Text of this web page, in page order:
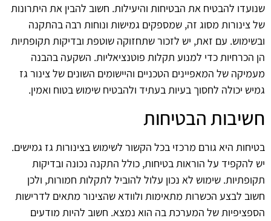
שנועדו להבטיח את הבטיחות והיעילות. חשוב להבין את היתרונות
של צינורות מסוג זה, שמספקים גמישות ונוחות רבה בהתקנה
ובשימוש. עם זאת, יש לזכור שתחזוקה שוטפת ובדיקות תקופתיות
הן הכרחיות כדי למנוע תקלות פוטנציאליות. השקעה בהבנה
מעמיקה של המאפיינים הטכניים והיישומים השונים של צינור גז
גמיש יכולה לחסוך בעיות בעתיד ולהבטיח שימוש בטוח ואמין.
חשיבות הבטיחות
בטיחות היא גורם מרכזי בכל הקשור לשימוש בצינורות גז גמישים.
יש להקפיד על הוראות בטיחות, כולל התקנה נכונה ובדיקות
תקופתיות. שימוש לא נכון עלול להוביל לתקלות חמורות, ולכן
חשוב לבצע הכשרות מתאימות ולוודא שהצינור מתאים לדרישות
הספציפיות של המערכת בה הוא נמצא. חשוב להיות מודעים